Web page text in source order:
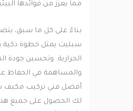
مما يعزز من فوائدها البيئية.
بناءً على كل ما سبق، يتضح
سبليت يمثل خطوة ذكية
الحرارية. وتحسين جودة
والمساهمة في الحفاظ على
أفضل فني تركيب مكيف
لك الحصول على جميع هذه